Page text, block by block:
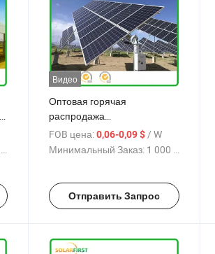
Видео
Оптовая горячая
распродажа
децентрализованного
наклонного солнечного
FOB цена: 0,06-0,09 $ / W
Минимальный Заказ: 1 000 W
Отправить Запрос